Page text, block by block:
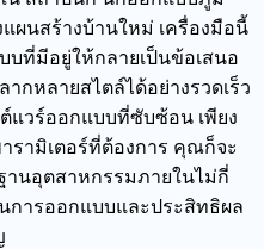
ผนสร้างบ้านใหม่ เครื่องมือนี้
ที่มีอยู่ให้กลายเป็นข้อเสนอ
กหลายสไตล์ได้อย่างรวดเร็ว
แวร์ออกแบบที่ซับซ้อน เพียง
ามิเตอร์ที่ต้องการ คุณก็จะ
นอุตสาหกรรมภายในไม่กี่
การออกแบบและประสิทธิผล